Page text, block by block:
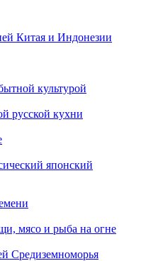
Китая и Индонезии
культурой
русской кухни
японский
мясо и рыба на огне
Средиземноморья